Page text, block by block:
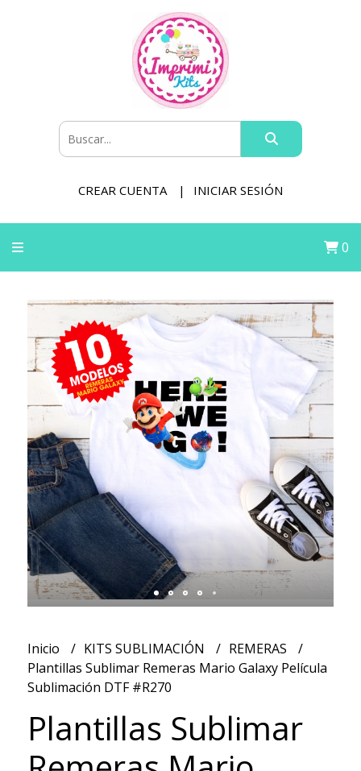
CREAR CUENTA INICIAR SESIÓN
0
Inicio KITS SUBLIMACIÓN
REMERAS
Plantillas Sublimar Remeras Mario Galaxy Película
Sublimación DTF #R270
Plantillas Sublimar